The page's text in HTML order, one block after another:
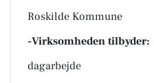
Roskilde Kommune
-Virksomheden tilbyder:
dagarbejde